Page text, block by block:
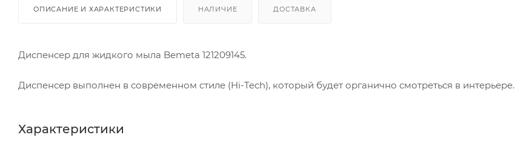
ОПИСАНИЕ И ХАРАКТЕРИСТИКИ НАЛИЧИЕ ДОСТАВКА
Диспенсер для жидкого мыла Bemeta 121209145.
Диспенсер выполнен в современном стиле (Hi-Tech), который будет органично смотреться в интерьере.
Характеристики